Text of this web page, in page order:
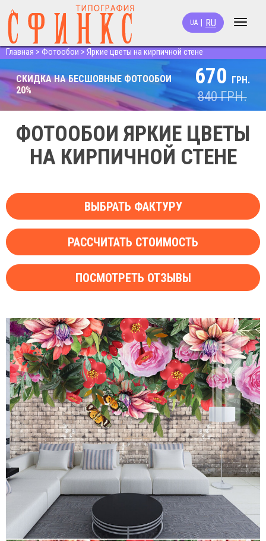
Toggle
UA RU
Главная > Фотообои > Яркие цветы на кирпичной стене
СКИДКА НА БЕСШОВНЫЕ ФОТООБОИ
20%
670 ГРН.
840ГРН.
ФОТООБОИ ЯРКИЕ ЦВЕТЫ
НА КИРПИЧНОЙ СТЕНЕ
ВЫБРАТЬ ФАКТУРУ
РАССЧИТАТЬ СТОИМОСТЬ
ПОСМОТРЕТЬ ОТЗЫВЫ